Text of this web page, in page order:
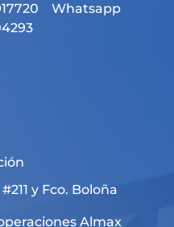
Whatsapp
y Fco. Boloña
Almax